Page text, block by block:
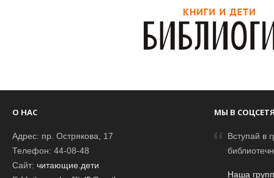
О НАС
Адрес: пр. Острякова, 17
Телефон: 44-08-48
Сайт: читающие.дети
МЫ В
Вступай в
Наша